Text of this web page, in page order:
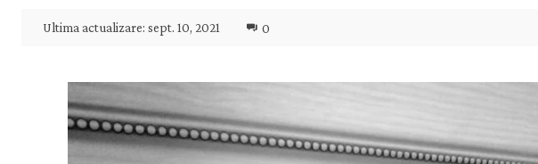
Ultima actualizare: sept. 10, 2021 0